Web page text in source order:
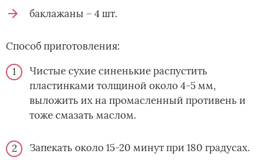
баклажаны – 4 шт.
Способ приготовления:
Чистые сухие синенькие распустить
пластинками толщиной около 4-5 мм,
выложить их на промасленный противень и
тоже смазать маслом.
Запекать около 15-20 минут при 180 градусах.